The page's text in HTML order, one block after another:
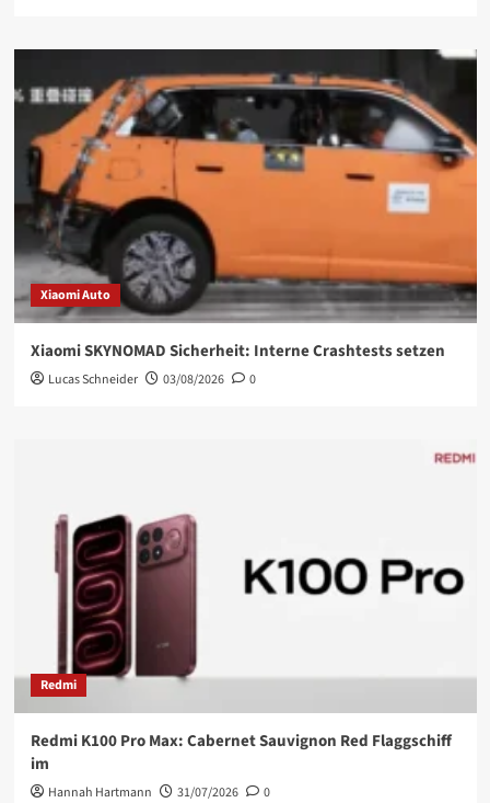
Xiaomi Auto
Xiaomi SKYNOMAD Sicherheit: Interne Crashtests setzen
Lucas Schneider 03/08/2026 0
Redmi
Redmi K100 Pro Max: Cabernet Sauvignon Red Flaggschiff
im
Hannah Hartmann 31/07/2026 0